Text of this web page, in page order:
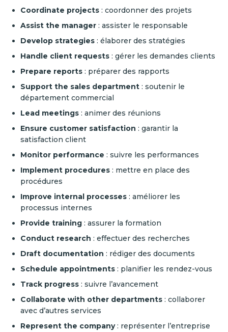
Coordinate projects : coordonner des projets
Assist the manager : assister le responsable
Develop strategies : élaborer des stratégies
Handle client requests : gérer les demandes clients
Prepare reports : préparer des rapports
Support the sales department : soutenir le
département commercial
Lead meetings : animer des réunions
Ensure customer satisfaction : garantir la
satisfaction client
Monitor performance : suivre les performances
Implement procedures : mettre en place des
procédures
Improve internal processes : améliorer les
processus internes
Provide training : assurer la formation
Conduct research : effectuer des recherches
Draft documentation : rédiger des documents
Schedule appointments : planifier les rendez-vous
Track progress : suivre l’avancement
Collaborate with other departments : collaborer
avec d’autres services
Represent the company: représenter l’entreprise